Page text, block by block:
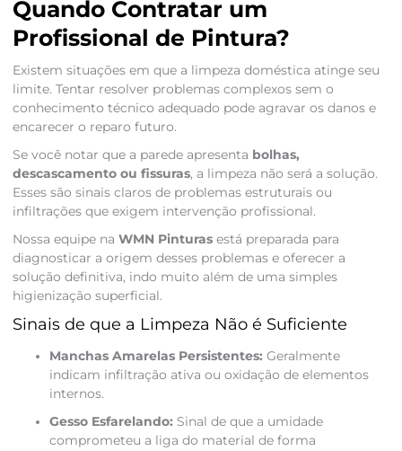
Quando Contratar um
Profissional de Pintura?
Existem situações em que a limpeza doméstica atinge seu
limite. Tentar resolver problemas complexos sem o
conhecimento técnico adequado pode agravar os danos e
encarecer o reparo futuro.
Se você notar que a parede apresenta bolhas,
descascamento ou fissuras, a limpeza não será a solução.
Esses são sinais claros de problemas estruturais ou
infiltrações que exigem intervenção profissional.
Nossa equipe na WMN Pinturasestá preparada para
diagnosticar a origem desses problemas e oferecer a
solução definitiva, indo muito além de uma simples
higienização superficial.
Sinais de que a Limpeza Não é Suficiente
Manchas Amarelas Persistentes: Geralmente
indicam infiltração ativa ou oxidação de elementos
internos.
Gesso Esfarelando: Sinal de que a umidade
comprometeu a liga do material de forma